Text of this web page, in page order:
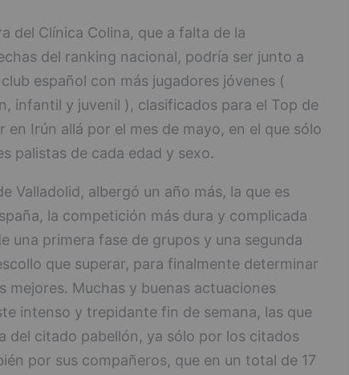
del Clínica Colina, que a falta de la
del ranking nacional, podría ser junto a
español con más jugadores jóvenes (
infantil y juvenil ), clasificados para el Top de
en Irún allá por el mes de mayo, en el que sólo
palistas de cada edad y sexo.
Valladolid, albergó un año más, la que es
la competición más dura y complicada
una primera fase de grupos y una segunda
que superar, para finalmente determinar
mejores. Muchas y buenas actuaciones
intenso y trepidante fin de semana, las que
del citado pabellón, ya sólo por los citados
por sus compañeros, que en un total de 17